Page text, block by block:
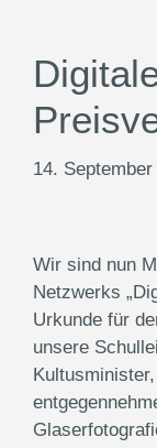
14. September
Wir sind nun
Netzwerks
Urkunde für
unsere